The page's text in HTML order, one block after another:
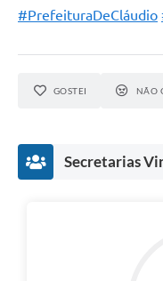
#PrefeituraDeCláudio
GOSTEI NÃO
Secretarias